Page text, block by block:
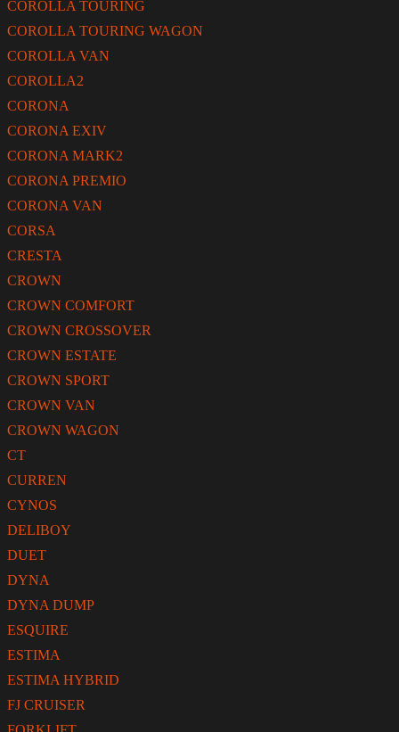
COROLLA TOURING
COROLLA TOURING WAGON
COROLLA VAN
COROLLA2
CORONA
CORONA EXIV
CORONA MARK2
CORONA PREMIO
CORONA VAN
CORSA
CRESTA
CROWN
CROWN COMFORT
CROWN CROSSOVER
CROWN ESTATE
CROWN SPORT
CROWN VAN
CROWN WAGON
CT
CURREN
CYNOS
DELIBOY
DUET
DYNA
DYNA DUMP
ESQUIRE
ESTIMA
ESTIMA HYBRID
FJ CRUISER